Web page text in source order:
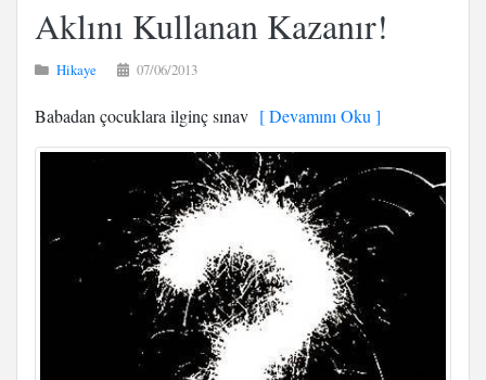
Aklını Kullanan Kazanır!
Hikaye 07/06/2013
Babadan çocuklara ilginç sınav [ Devamını Oku ]